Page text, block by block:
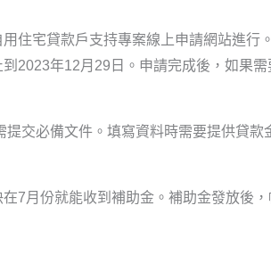
住宅貸款戶支持專案線上申請網站進
2023年12月29日。申請完成後，如果
交必備文件。填寫資料時需要提供貸款
7月份就能收到補助金。補助金發放後